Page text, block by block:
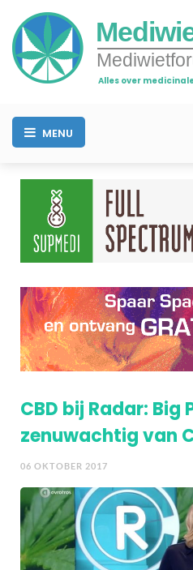
Alles over
MENU
CBD bij Radar: Big
zenuwachtig van
06 OKTOBER 2017